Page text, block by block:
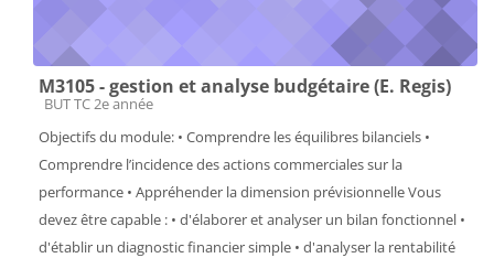
M3105 - gestion et analyse budgétaire (E. Regis)
Catégorie de cours
BUT TC 2e année
Objectifs du module: • Comprendre les équilibres bilanciels •
Comprendre l’incidence des actions commerciales sur la
performance • Appréhender la dimension prévisionnelle Vous
devez être capable : • d'élaborer et analyser un bilan fonctionnel •
d'établir un diagnostic financier simple • d'analyser la rentabilité